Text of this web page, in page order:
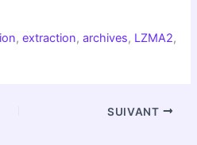
,extraction,archives, LZMA2,
SUIVANT